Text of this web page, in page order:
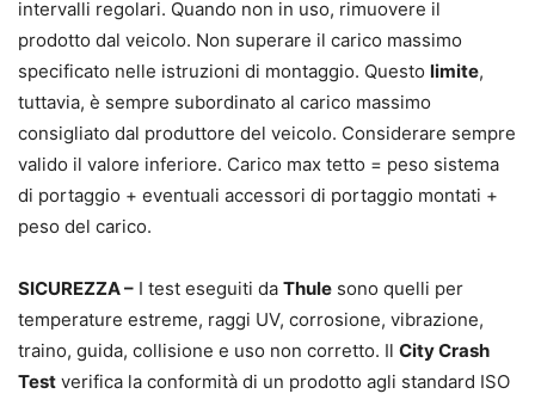
intervalli regolari. Quando non in uso, rimuovere il
prodotto dal veicolo. Non superare il carico massimo
specificato nelle istruzioni di montaggio. Questo limite,
tuttavia, è sempre subordinato al carico massimo
consigliato dal produttore del veicolo. Considerare sempre
valido il valore inferiore. Carico max tetto = peso sistema
di portaggio + eventuali accessori di portaggio montati +
peso del carico.
SICUREZZA – I test eseguiti da Thule sono quelli per
temperature estreme, raggi UV, corrosione, vibrazione,
traino, guida, collisione e uso non corretto. Il City Crash
Test verifica la conformità di un prodotto agli standard ISO